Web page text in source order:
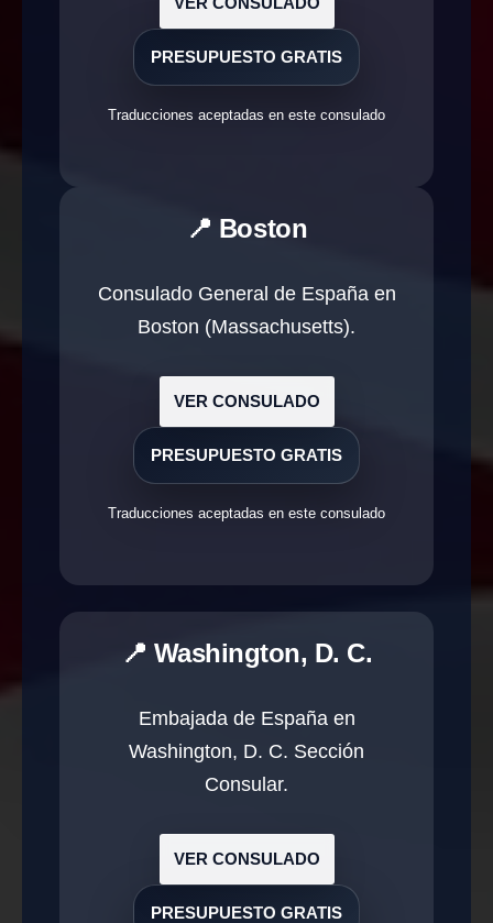
PRESUPUESTO GRATIS
Traducciones aceptadas en este consulado
📍 Boston
Consulado General de España en
Boston (Massachusetts).
VER CONSULADO
PRESUPUESTO GRATIS
Traducciones aceptadas en este consulado
📍 Washington, D. C.
Embajada de España en
Washington, D. C. Sección
Consular.
VER CONSULADO
PRESUPUESTO GRATIS